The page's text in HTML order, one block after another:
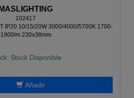
MASLIGHTING
102417
IP20 10/15/20W 3000/4000/5700K 1700-
1900lm 230x38mm
Stock Disponible
Añadir